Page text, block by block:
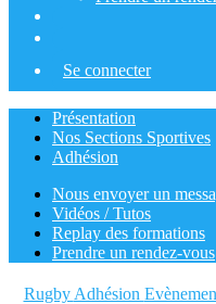
Se connecter
Présentation
Nos Sections Sportives
Adhésion
Nous envoyer un
Vidéos / Tutos
Replay des formations
Prendre un rendez-vous
Rugby Adhésion